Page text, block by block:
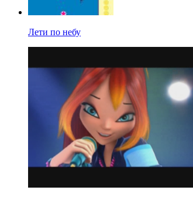
Лети по небу